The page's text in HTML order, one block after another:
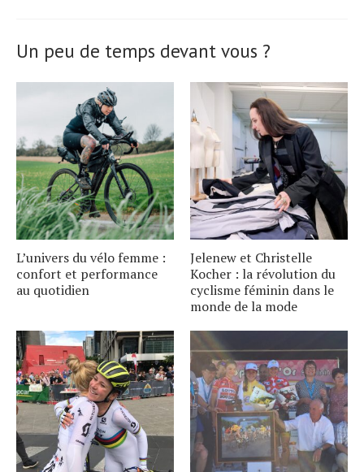
Un peu de temps devant vous ?
L’univers du vélo femme :
confort et performance
au quotidien
Jelenew et Christelle
Kocher : la révolution du
cyclisme féminin dans le
monde de la mode